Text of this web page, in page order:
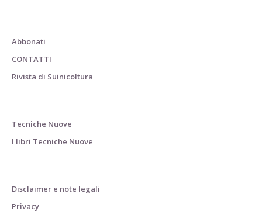
Abbonati
CONTATTI
Rivista di Suinicoltura
Tecniche Nuove
I libri Tecniche Nuove
Disclaimer e note legali
Privacy